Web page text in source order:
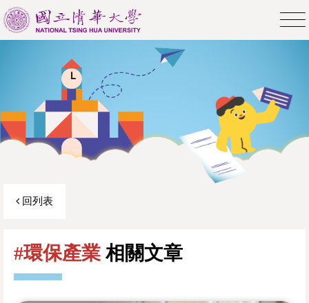
回列表
#環保產業 相關文章